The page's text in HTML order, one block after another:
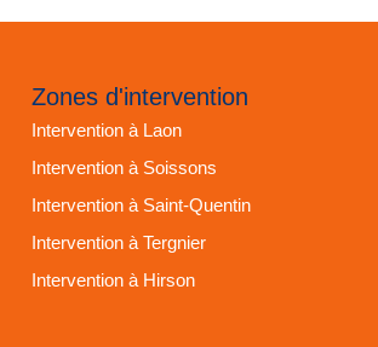
Zones d'intervention
Intervention à Laon
Intervention à Soissons
Intervention à Saint-Quentin
Intervention à Tergnier
Intervention à Hirson